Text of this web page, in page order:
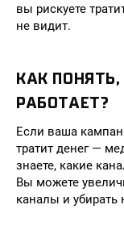
вы рискуете
не видит.
КАК
РАБОТАЕТ?
Если ваша
тратит денег —
знаете, какие
Вы можете
каналы и